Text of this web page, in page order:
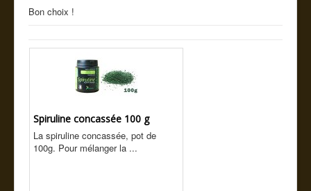
Bon choix !
Spiruline concassée 100 g
La spiruline concassée, pot de
100g. Pour mélanger la ...